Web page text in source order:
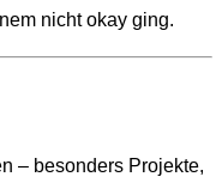
nicht okay ging.
– besonders Projekte,